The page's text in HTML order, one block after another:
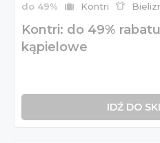
do 49% Kontri
Kontri: do 49%
kąpielowe
IDŹ DO